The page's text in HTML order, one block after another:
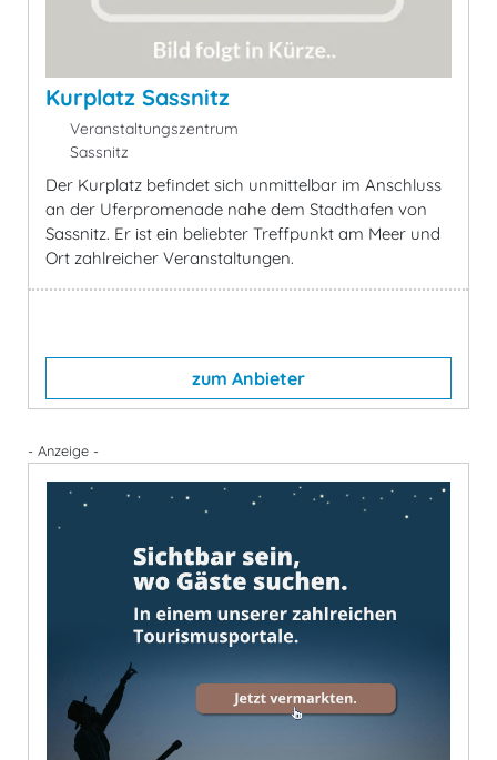
Kurplatz Sassnitz
Veranstaltungszentrum
Sassnitz
Der Kurplatz befindet sich unmittelbar im Anschluss
an der Uferpromenade nahe dem Stadthafen von
Sassnitz. Er ist ein beliebter Treffpunkt am Meer und
Ort zahlreicher Veranstaltungen.
zum Anbieter
- Anzeige -